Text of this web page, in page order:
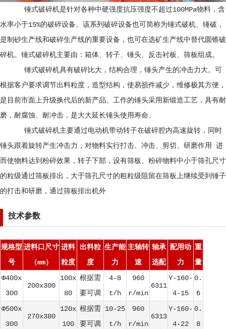
锤式破碎机是针对各种中硬强度抗压强度不超过100MPa物料，含
水率小于15%的破碎设备。该系列破碎设备也可简称为锤式破机、锤破，
是制砂生产线和破碎生产线的重要设备，也可在选矿生产线中替代圆锥破
碎机。锤式破碎机主要由：箱体、转子、锤头、反击衬板、筛板组成。
锤式破碎机具有破碎比大，结构合理，锤头产生的冲击力大。可
根据客户要求调节出料粒度，造型结构，使易损件减少，维修极其方便，
是目前市面上升级换代后的新产品。工作的锤头采用新锻造工艺，具有耐
磨，耐腐蚀、耐冲击，是大大延长锤头使用寿命。
锤式破碎机主要通过电动机带动转子在破碎腔内高速旋转，同时
锤头跟着旋转产生冲击力，对物料实行打击、冲击、剪切、研磨作用 进
而使物料达到粉碎效果，转子下部，设有筛板、粉碎物料中小于筛孔尺寸
的粒级通过筛板排出，大于筛孔尺寸的粗粒级阻留在筛板上继续受到锤子
的打击和研磨，通过筛板排出机外
技术参数
规格型
号
进料口尺寸
（mm）
进料
粒度
出料粒
度
生产能
力
主轴转
速
轴承
选配
配用动
力
重
量
Φ400x
300
200x300
100x
80
根据需
要可调
4-8
t/h
960
r/min
6311
Y-160-
4-15
0.
6
Φ500x
300
270x380
120x
100
根据需
要可调
10-25
t/h
960
r/min
6313
Y-160-
4-22
0.
8